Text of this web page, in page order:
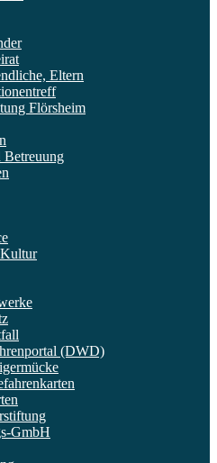
Eltern
Flörsheim
Betreuung
(DWD)
GmbH